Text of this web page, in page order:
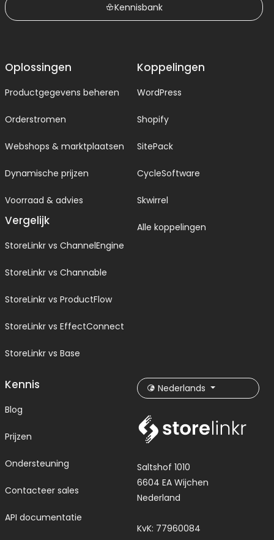
Kennisbank
Oplossingen
Productgegevens beheren
Orderstromen
Webshops & marktplaatsen
Dynamische prijzen
Voorraad & advies
Vergelijk
StoreLinkr vs ChannelEngine
StoreLinkr vs Channable
StoreLinkr vs ProductFlow
StoreLinkr vs EffectConnect
StoreLinkr vs Base
Koppelingen
WordPress
Shopify
SitePack
CycleSoftware
Skwirrel
Alle koppelingen
Kennis
Blog
Prijzen
Ondersteuning
Contacteer sales
API documentatie
Nederlands
Saltshof 1010
6604 EA Wijchen
Nederland
KvK: 77960084